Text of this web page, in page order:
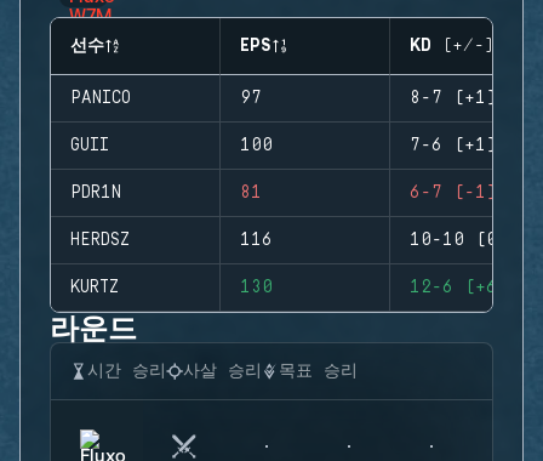
선수 EPS KD (+/-)
PANICO 97 8-7 (+1)
GUII 100 7-6 (+1)
PDR1N 81 6-7 (-1)
HERDSZ 116 10-10 (0)
KURTZ 130 12-6 (+6)
라운드
시간 승리 사살 승리 목표 승리